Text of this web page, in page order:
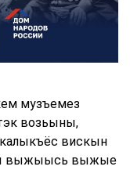
музъемез
возьыны,
вискын
выжыысь выжые